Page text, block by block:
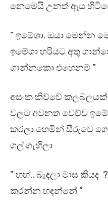
නෙමෙයි උනත් ඇය
” ඉමේශා. ඔයා මෙන්න
ඉමේශා හරියට අතු
ගාන්නකො එහෙනම් ”
අසංක කිව්වේ
වලට අවනත වෙච්ච
කරලා හෙමින් සීරුවෙ
ගල් ගැහිලා
” හහ්.. බැඳලා මාස
කරන්න හදන්නේ ”